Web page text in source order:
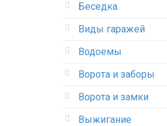
Беседка
Виды гаражей
Водоемы
Ворота и заборы
Ворота и замки
Выжигание